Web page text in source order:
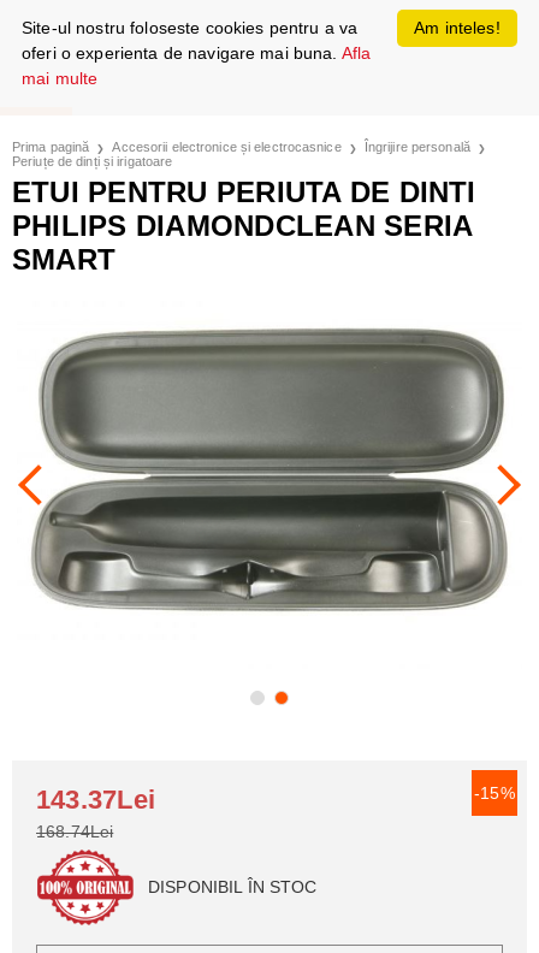
Prima pagină Accesorii electronice și electrocasnice
Îngrijire personală
Periuțe de dinți și irigatoare
ETUI PENTRU PERIUTA DE DINTI
PHILIPS DIAMONDCLEAN SERIA
SMART
-15%
143.37Lei
168.74Lei
DISPONIBIL ÎN STOC
Am inteles!
Site-ul nostru foloseste cookies pentru a va
oferi o experienta de navigare mai buna. Afla
mai multe